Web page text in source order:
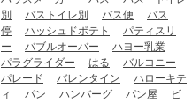
別
バストイレ別 バス便
バス
停
ハッシュドポテト
パティスリ
ー
バブルオーバー
ハヨー乳業
パラグライダー
はる
バルコニー
パレード
バレンタイン
ハローキテ
ィ
パン ハンバーグ パン屋
ビ